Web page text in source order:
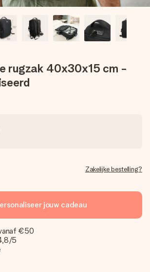
rugzak 40x30x15 cm -
Zakelijke bestelling?
jouw cadeau
€50
5